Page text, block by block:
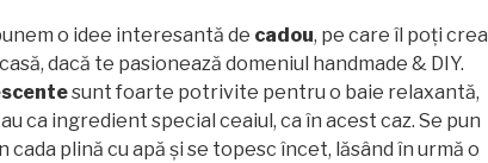
o idee interesantă de cadou, pe care îl poți crea
dacă te pasionează domeniul handmade & DIY.
sunt foarte potrivite pentru o baie relaxantă,
ca ingredient special ceaiul, ca în acest caz. Se pun
cada plină cu apă și se topesc încet, lăsând în urmă o